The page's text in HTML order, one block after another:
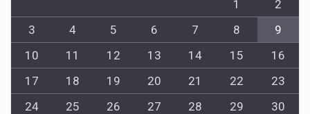
1
2
3
4 5 6 7 8
9
10
11 12 13 14 15
16
17
18 19 20 21 22
23
24
25 26 27 28 29
30